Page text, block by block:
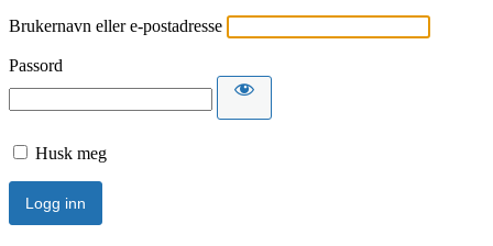
Brukernavn eller e-postadresse
Passord
Husk meg